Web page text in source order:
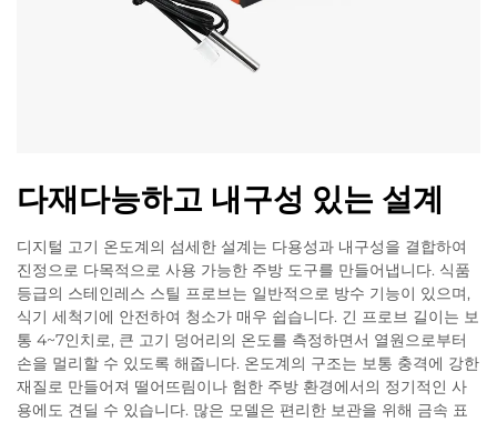
다재다능하고 내구성 있는 설계
디지털 고기 온도계의 섬세한 설계는 다용성과 내구성을 결합하여
진정으로 다목적으로 사용 가능한 주방 도구를 만들어냅니다. 식품
등급의 스테인레스 스틸 프로브는 일반적으로 방수 기능이 있으며,
식기 세척기에 안전하여 청소가 매우 쉽습니다. 긴 프로브 길이는 보
통 4~7인치로, 큰 고기 덩어리의 온도를 측정하면서 열원으로부터
손을 멀리할 수 있도록 해줍니다. 온도계의 구조는 보통 충격에 강한
재질로 만들어져 떨어뜨림이나 험한 주방 환경에서의 정기적인 사
용에도 견딜 수 있습니다. 많은 모델은 편리한 보관을 위해 금속 표